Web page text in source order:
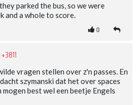
parked the bus, so we were
and a whole to score.
0
+3811
vragen stellen over z'n passes. En
szymanski dat het over spaces
best wel een beetje Engels